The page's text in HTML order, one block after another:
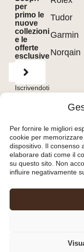
Per fornire le migliori
cookie per
dispositivo. Il consenso
elaborare dati come il
su questo sito. Non
influire negativamente
per
primo le
nuove
collezioni
e le
offerte
esclusive
Iscrivendoti
accetti
Tudor
Garmin
Norqain
– Piazza